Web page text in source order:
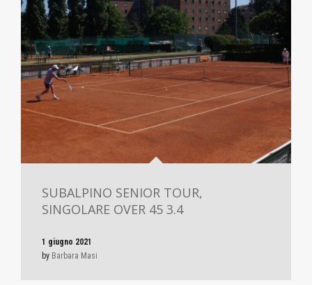
SUBALPINO SENIOR TOUR,
SINGOLARE OVER 45 3.4
1 giugno 2021
by Barbara Masi